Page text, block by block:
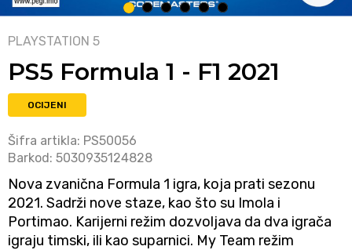
1 2 3 4 5 6
PLAYSTATION 5
PS5 Formula 1 - F1 2021
OCIJENI
Šifra artikla: PS50056
Barkod: 5030935124828
Nova zvanična Formula 1 igra, koja prati sezonu
2021. Sadrži nove staze, kao što su Imola i
Portimao. Karijerni režim dozvoljava da dva igrača
igraju timski, ili kao suparnici. My Team režim